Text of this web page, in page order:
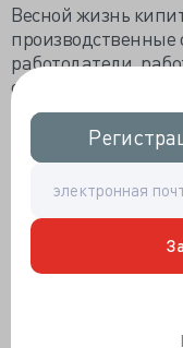
Весной жизнь
работодатели,
отпуска, если не в
решил поправить
защиты
удосужившихся
отношений –
только договор
означает
остальные
часто безуспешно.
признаков,